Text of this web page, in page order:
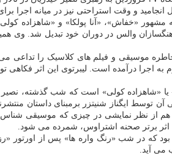
و وقت استراحتی نیز در میانه اجرا
والس در دوران خود تبدیل شد. وی
اجرا درآمده است. لیبرتوی این اثر
«شاهزاده کولی» است که شب گذشته،
لیبرتو آلمانی آن توسط ایگناز شنیتزر
از نظر نمایشی در چیزی که موسیقی شناس
برتر صحنه اشتراوس، شمرده می شود.
بود که در شب «رنگ واره ها» پس از